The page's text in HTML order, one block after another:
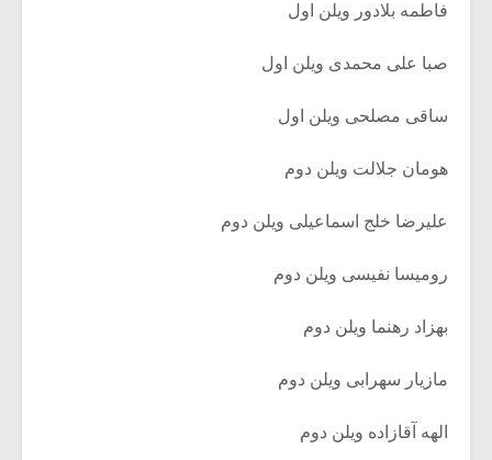
فاطمه بلادور ویلن اول
صبا علی محمدی ویلن اول
ساقی مصلحی ویلن اول
هومان جلالت ویلن دوم
علیرضا خلج اسماعیلی ویلن دوم
رومیسا نفیسی ویلن دوم
بهزاد رهنما ویلن دوم
مازیار سهرابی ویلن دوم
الهه آقازاده ویلن دوم